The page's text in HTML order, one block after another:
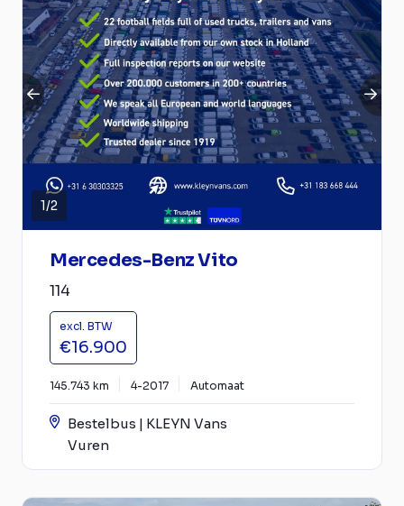
1/2
Mercedes-Benz Vito
114
excl. BTW
€16.900
145.743 km 4-2017 Automaat
Bestelbus | KLEYN Vans
Vuren